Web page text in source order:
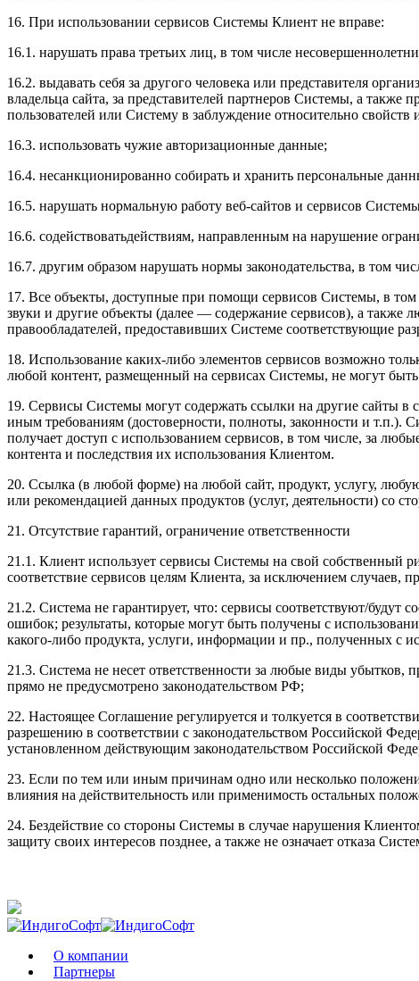
16. При использовании сервисов Системы Клиент не вправе:
16.1. нарушать права третьих лиц, в том числе
16.2. выдавать себя за другого человека или представителя
владельца сайта, за представителей партнеров Системы, а
пользователей или Систему в заблуждение относительно
16.3. использовать чужие авторизационные данные;
16.4. несанкционированно собирать и хранить персональные
16.5. нарушать нормальную работу веб-сайтов и сервисов
16.6. содействоватьдействиям, направленным на нарушение
16.7. другим образом нарушать нормы законодательства, в том
17. Все объекты, доступные при помощи сервисов Системы, в
звуки и другие объекты (далее — содержание сервисов), а
правообладателей, предоставивших Системе соответствующие
18. Использование каких-либо элементов сервисов возможно
любой контент, размещенный на сервисах Системы, не могут
19. Сервисы Системы могут содержать ссылки на другие сайты в
иным требованиям (достоверности, полноты, законности и т.п.).
получает доступ с использованием сервисов, в том числе, за
контента и последствия их использования Клиентом.
20. Ссылка (в любой форме) на любой сайт, продукт, услугу,
или рекомендацией данных продуктов (услуг, деятельности) со
21. Отсутствие гарантий, ограничение ответственности
21.1. Клиент использует сервисы Системы на свой собственный
соответствие сервисов целям Клиента, за исключением случаев,
21.2. Система не гарантирует, что: сервисы соответствуют/будут
ошибок; результаты, которые могут быть получены с
какого-либо продукта, услуги, информации и пр., полученных с
21.3. Система не несет ответственности за любые виды
прямо не предусмотрено законодательством РФ;
22. Настоящее Соглашение регулируется и толкуется в
разрешению в соответствии с законодательством Российской
установленном действующим законодательством Российской
23. Если по тем или иным причинам одно или несколько
влияния на действительность или применимость остальных
24. Бездействие со стороны Системы в случае нарушения
защиту своих интересов позднее, а также не означает отказа
О компании
Партнеры